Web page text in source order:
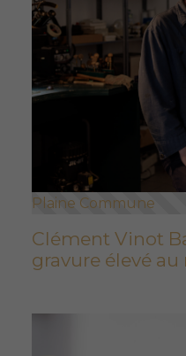
Plaine Commune
Clément Vinot
gravure élevé